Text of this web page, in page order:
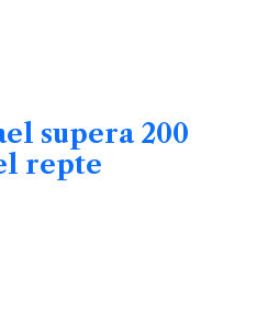
supera 200
repte